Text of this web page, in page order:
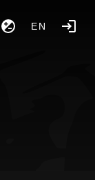
EN